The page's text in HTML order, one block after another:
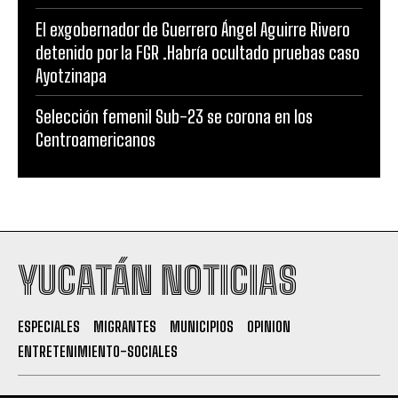
El exgobernador de Guerrero Ángel Aguirre Rivero
detenido por la FGR .Habría ocultado pruebas caso
Ayotzinapa
Selección femenil Sub-23 se corona en los
Centroamericanos
YUCATÁN NOTICIAS
ESPECIALES MIGRANTES MUNICIPIOS
OPINION
ENTRETENIMIENTO-SOCIALES